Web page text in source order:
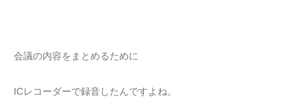
会議の内容をまとめるために
ICレコーダーで録音したんですよね。